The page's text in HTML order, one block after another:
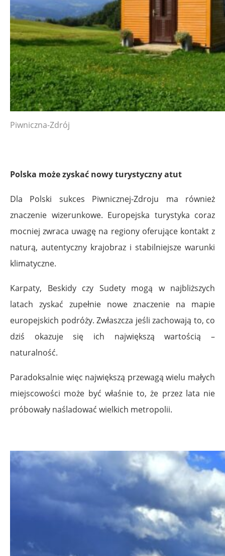
Piwniczna-Zdrój
Polska może zyskać nowy turystyczny atut
Dla Polski sukces Piwnicznej-Zdroju ma również
znaczenie wizerunkowe. Europejska turystyka coraz
mocniej zwraca uwagę na regiony oferujące kontakt z
naturą, autentyczny krajobraz i stabilniejsze warunki
klimatyczne.
Karpaty, Beskidy czy Sudety mogą w najbliższych
latach zyskać zupełnie nowe znaczenie na mapie
europejskich podróży. Zwłaszcza jeśli zachowają to, co
dziś okazuje się ich największą wartością –
naturalność.
Paradoksalnie więc największą przewagą wielu małych
miejscowości może być właśnie to, że przez lata nie
próbowały naśladować wielkich metropolii.